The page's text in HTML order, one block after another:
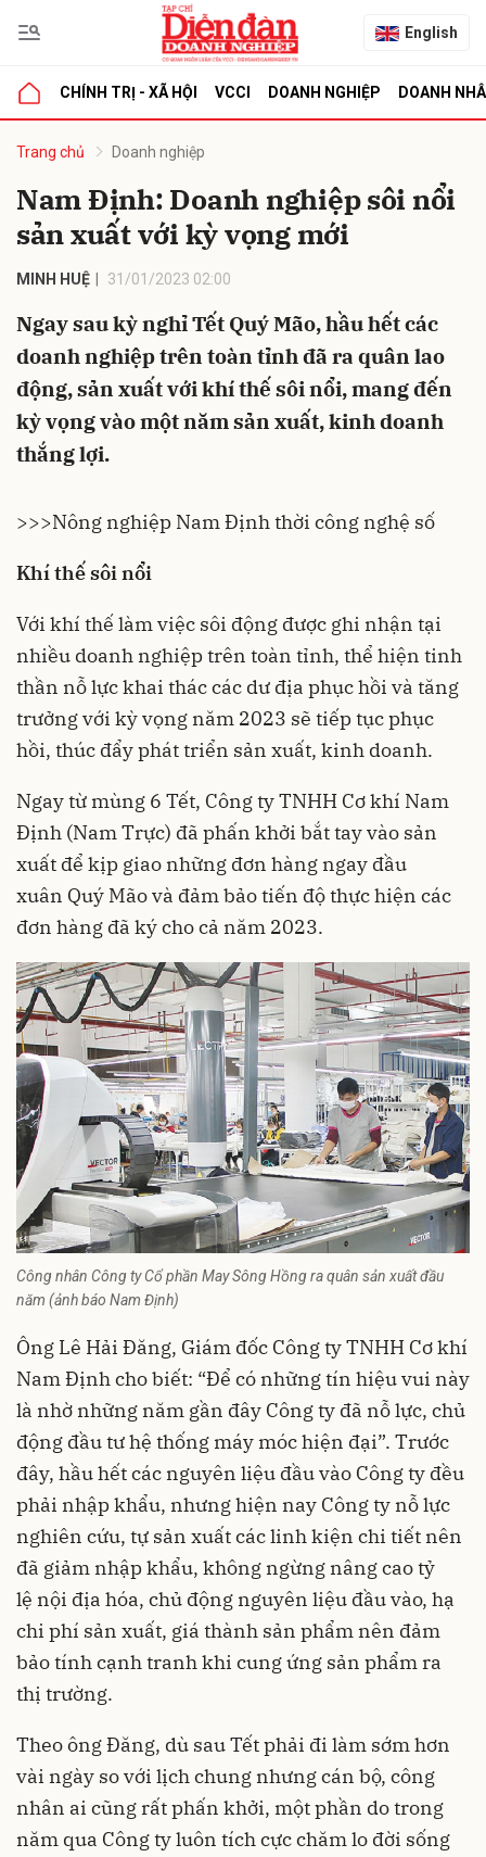
English
CHÍNH TRỊ - XÃ HỘI VCCI DOANH NGHIỆP DOANH
Trang chủ Doanh nghiệp
Nam Định: Doanh nghiệp sôi nổi
sản xuất với kỳ vọng mới
MINH HUỆ 31/01/2023 02:00
Ngay sau kỳ nghỉ Tết Quý Mão, hầu hết các
doanh nghiệp trên toàn tỉnh đã ra quân lao
động, sản xuất với khí thế sôi nổi, mang đến
kỳ vọng vào một năm sản xuất, kinh doanh
thắng lợi.
>>>Nông nghiệp Nam Định thời công nghệ số
Khí thế sôi nổi
Với khí thế làm việc sôi động được ghi nhận tại
nhiều doanh nghiệptrên toàn tỉnh, thể hiện tinh
thần nỗ lực khai thác các dư địa phục hồi và tăng
trưởng với kỳ vọng năm 2023 sẽ tiếp tục phục
hồi, thúc đẩy phát triển sản xuất, kinh doanh.
Ngay từ mùng 6 Tết, Công ty TNHH Cơ khí Nam
Định (Nam Trực) đã phấn khởi bắt tay vào sản
xuất để kịp giao những đơn hàng ngay đầu
xuân Quý Mão và đảm bảo tiến độ thực hiện các
đơn hàng đã ký cho cả năm 2023.
Công nhân Công ty Cổ phần May Sông Hồng ra quân sản xuất đầu
năm (ảnh báo Nam Định)
Ông Lê Hải Đăng, Giám đốc Công ty TNHH Cơ khí
Nam Địnhcho biết: “Để có những tín hiệu vui này
là nhờ những năm gần đây Công ty đã nỗ lực, chủ
động đầu tư hệ thống máy móc hiện đại”. Trước
đây, hầu hết các nguyên liệu đầu vào Công ty đều
phải nhập khẩu, nhưng hiện nay Công ty nỗ lực
nghiên cứu, tự sản xuất các linh kiện chi tiết nên
đã giảm nhập khẩu, không ngừng nâng cao tỷ
lệ nội địa hóa, chủ động nguyên liệu đầu vào, hạ
chi phí sản xuất, giá thành sản phẩm nên đảm
bảo tính cạnh tranh khi cung ứng sản phẩm ra
thị trường.
Theo ông Đăng, dù sau Tết phải đi làm sớm hơn
vài ngày so với lịch chung nhưng cán bộ, công
nhân ai cũng rất phấn khởi, một phần do trong
năm qua Công ty luôn tích cực chăm lo đời sống
luận
Hủy